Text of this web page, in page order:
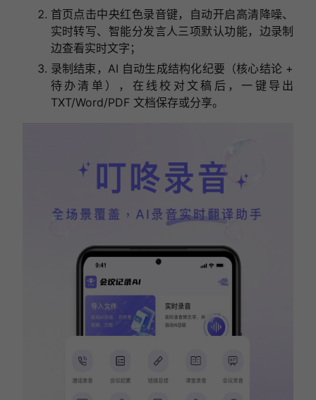
首页点击中央红色录音键，自动开启高清降噪、
实时转写、智能分发言人三项默认功能，边录制
边查看实时文字；
录制结束，AI 自动生成结构化纪要（核心结论 +
待办清单），在线校对文稿后，一键导出
TXT/Word/PDF 文档保存或分享。